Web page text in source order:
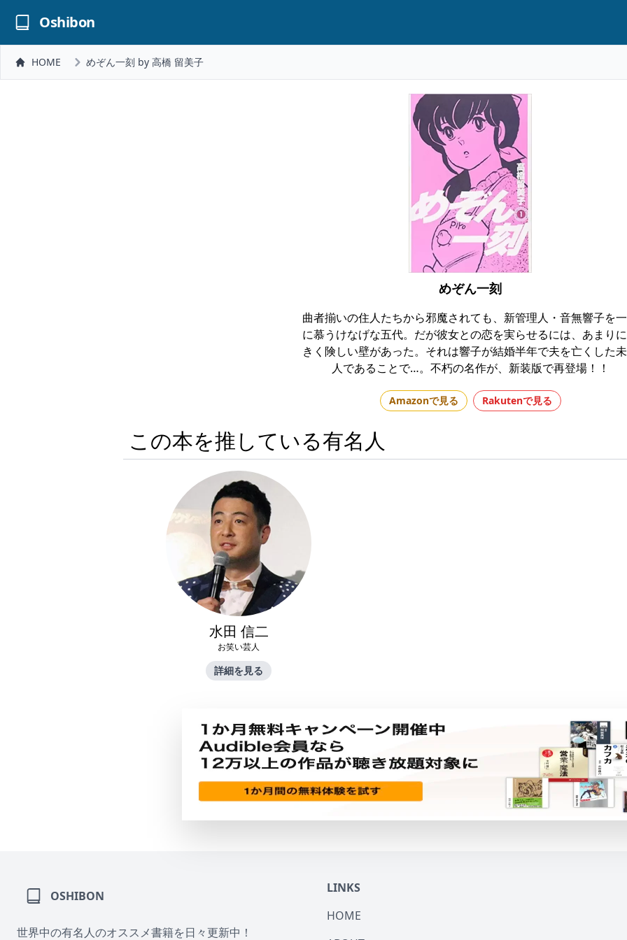
Oshibon
HOME めぞん一刻 by 高橋 留美子
めぞん一刻
曲者揃いの住人たちから邪魔されても、新管理人・音無響子を
に慕うけなげな五代。だが彼女との恋を実らせるには、あまり
きく険しい壁があった。それは響子が結婚半年で夫を亡くした
人であることで…。不朽の名作が、新装版で再登場！！
Amazonで見る Rakutenで見る
この本を推している有名人
水田 信二
お笑い芸人
詳細を見る
OSHIBON
世界中の有名人のオススメ書籍を日々更新中！
LINKS
HOME